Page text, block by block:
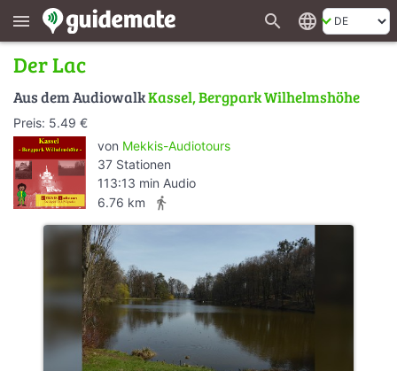
menu search language
Der Lac
Aus dem AudiowalkKassel, Bergpark Wilhelmshöhe
Preis: 5.49 €
von Mekkis-Audiotours
37 Stationen
113:13 min Audio
6.76 km
directions_walk